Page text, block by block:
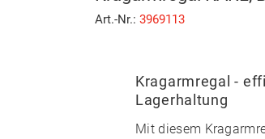
Art.-Nr.: 3969113
Kragarmregal -
Lagerhaltung
Mit diesem